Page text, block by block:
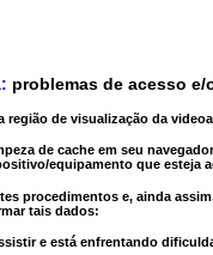
problemas de acesso
região de visualização da
de cache em seu
equipamento que esteja
procedimentos e, ainda
tais dados:
e está enfrentando